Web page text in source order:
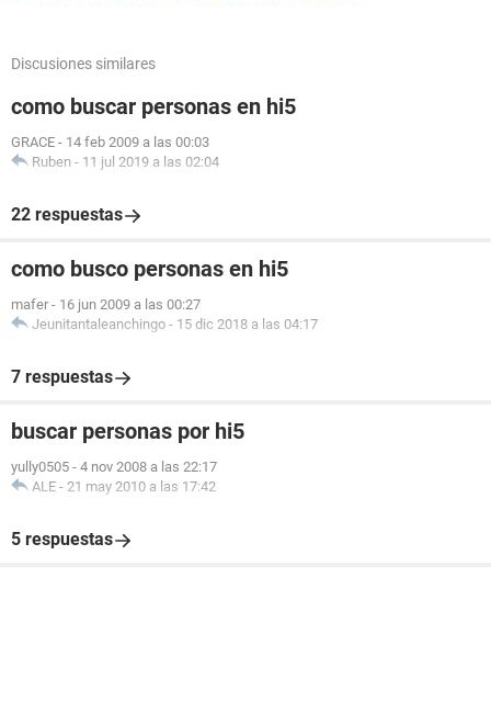
Discusiones similares
como buscar personas en hi5
GRACE - 14 feb 2009 a las 00:03
Ruben - 11 jul 2019 a las 02:04
22 respuestas
como busco personas en hi5
mafer - 16 jun 2009 a las 00:27
Jeunitantaleanchingo - 15 dic 2018 a las 04:17
7 respuestas
buscar personas por hi5
yully0505 - 4 nov 2008 a las 22:17
ALE - 21 may 2010 a las 17:42
5 respuestas